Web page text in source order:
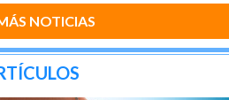
NOTICIAS